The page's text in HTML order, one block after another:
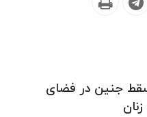
جنین در فضای